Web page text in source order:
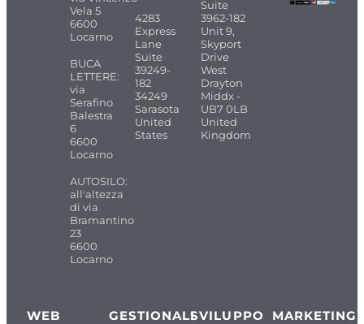
Vela 5
6600
Locarno
BUCA
LETTERE:
via
Serafino
Balestra
6
6600
Locarno
AUTOSILO:
all'altezza
di via
Bramantino
23
6600
Locarno
4283
Express
Lane
Suite
39249-
182
34249
Sarasota
United
States
Suite
3962-182
Unit 9,
Skyport
Drive
West
Drayton
Middx -
UB7 0LB
United
Kingdom
WEB GESTIONALISVILUPPO
MARKETING